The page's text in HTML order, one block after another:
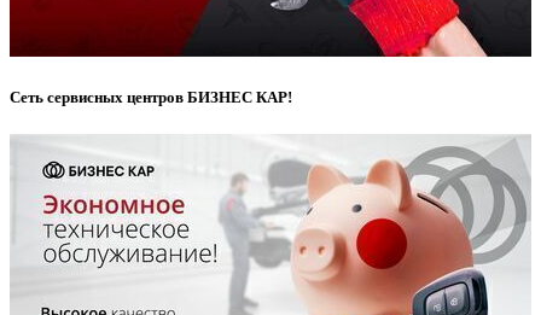
Сеть сервисных центров БИЗНЕС КАР!